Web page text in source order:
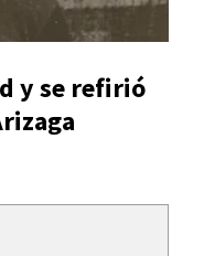
y se refirió